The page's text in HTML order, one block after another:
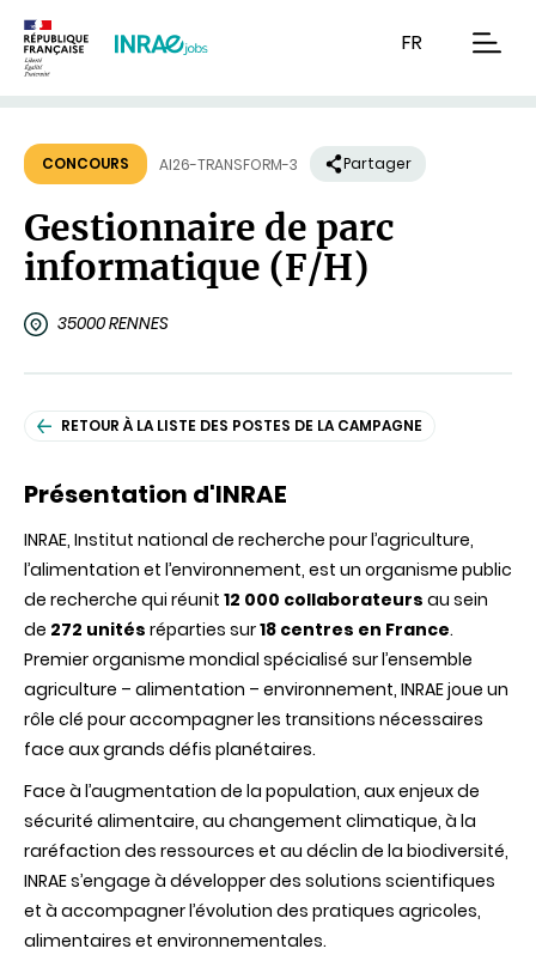
FR
CONCOURS AI26-TRANSFORM-3 Partager
Gestionnaire de parc
informatique (F/H)
35000 RENNES
RETOUR À LA LISTE DES POSTES DE LA CAMPAGNE
Présentation d'INRAE
INRAE, Institut national de recherche pour l’agriculture,
l’alimentation et l’environnement, est un organisme public
de recherche qui réunit 12 000 collaborateurs au sein
de 272 unités réparties sur18 centres en France.
Premier organisme mondial spécialisé sur l’ensemble
agriculture – alimentation – environnement, INRAE joue un
rôle clé pour accompagner les transitions nécessaires
face aux grands défis planétaires.
Face à l’augmentation de la population, aux enjeux de
sécurité alimentaire, au changement climatique, à la
raréfaction des ressources et au déclin de la biodiversité,
INRAE s’engage à développer des solutions scientifiques
et à accompagner l’évolution des pratiques agricoles,
alimentaires et environnementales.